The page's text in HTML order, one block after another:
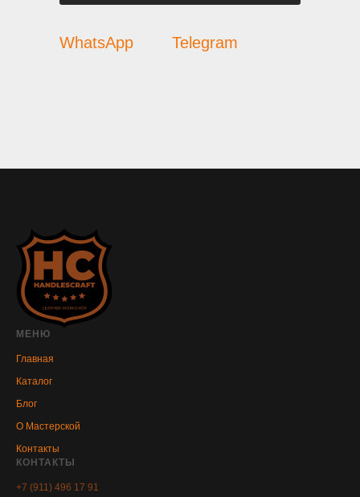
WhatsApp Telegram
МЕНЮ
Главная
Каталог
Блог
О Мастерской
Контакты
КОНТАКТЫ
+7 (911) 496 17 91